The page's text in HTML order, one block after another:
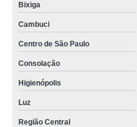
Bixiga
Cambuci
Centro de São Paulo
Consolação
Higienópolis
Luz
Região Central